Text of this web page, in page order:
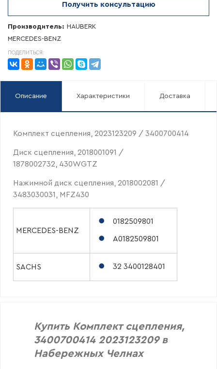
Получить консультацию
Производитель: HAUBERK
MERCEDES-BENZ
ПОДЕЛИТЬСЯ:
Описание Характеристики Доставка
Комплект сцепления, 2023123209 / 3400700414
Диск сцепления, 2018001091 /
1878002732, 430WGTZ
Нажимной диск сцепления, 2018002081 /
3483030031, MFZ430
MERCEDES-BENZ
0182509801
A0182509801
SACHS 32 3400128401
Купить Комплект сцепления,
3400700414 2023123209 в
Набережных Челнах